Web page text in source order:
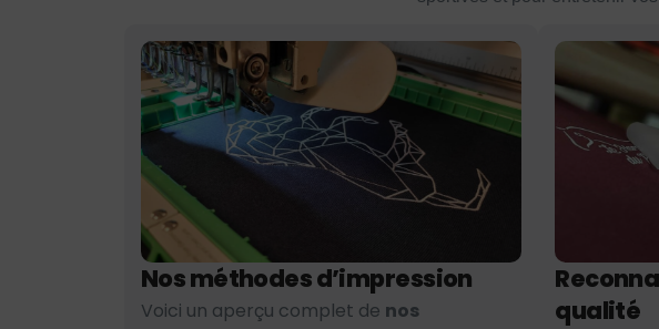
Nos méthodes d’impression
Voici un aperçu complet de nos
qualité